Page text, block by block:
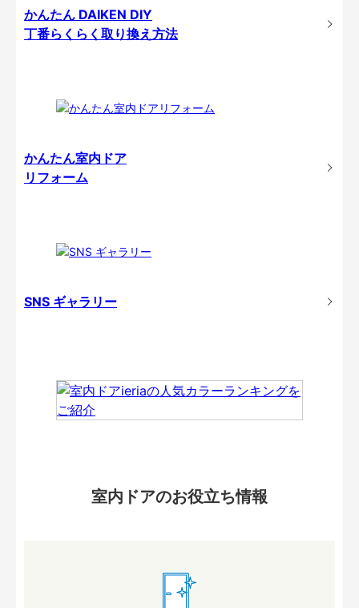
かんたん DAIKEN DIY
丁番らくらく取り換え方法
かんたん室内ドア
リフォーム
SNS ギャラリー
室内ドアのお役立ち情報